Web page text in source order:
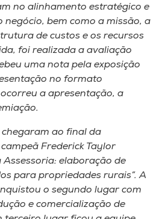
no alinhamento estratégico e
negócio, bem como a missão, a
de custos e os recursos
foi realizada a avaliação
uma nota pela exposição
no formato
a apresentação, a
ao final da
Frederick Taylor
Assessoria: elaboração de
para propriedades rurais”. A
o segundo lugar com
e comercialização de